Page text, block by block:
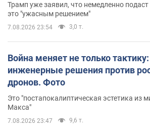
Трамп уже заявил, что немедленно
это "ужасным решением"
7.08.2026 23:54 3,0 т.
Война меняет не только
инженерные решения против
дронов. Фото
Это "постапокалиптическая эстетика из
Макса"
7.08.2026 23:47 9,6 т.